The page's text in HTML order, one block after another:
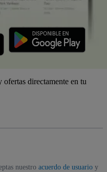
ofertas directamente en tu
nuestro acuerdo de usuarioy